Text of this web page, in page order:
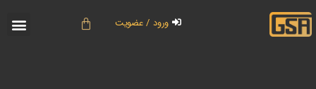
ورود / عضویت